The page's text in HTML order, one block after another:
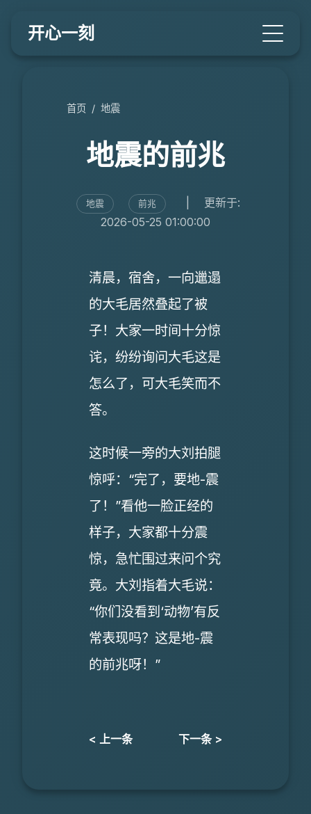
开心一刻
首页 / 地震
地震的前兆
地震 前兆
更新于:
2026-05-25 01:00:00
清晨，宿舍，一向邋遢
的大毛居然叠起了被
子！大家一时间十分惊
诧，纷纷询问大毛这是
怎么了，可大毛笑而不
答。
这时候一旁的大刘拍腿
惊呼：“完了，要地-震
了！”看他一脸正经的
样子，大家都十分震
惊，急忙围过来问个究
竟。大刘指着大毛说：
“你们没看到‘动物’有反
常表现吗？这是地-震
的前兆呀！”
< 上一条 下一条 >